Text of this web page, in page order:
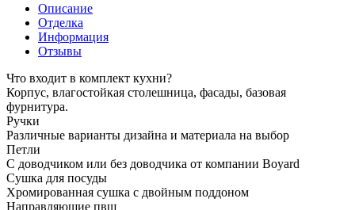
Описание
Отделка
Информация
Отзывы
Что входит в комплект кухни?
Корпус, влагостойкая столешница, фасады, базовая
фурнитура.
Ручки
Различные варианты дизайна и материала на выбор
Петли
С доводчиком или без доводчика от компании Boyard
Сушка для посуды
Хромированная сушка с двойным поддоном
Направляющие пвш